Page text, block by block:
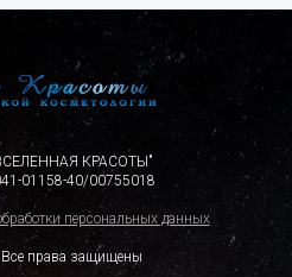
КРАСОТЫ"
01158-40/00755018
персональных данных
права защищены